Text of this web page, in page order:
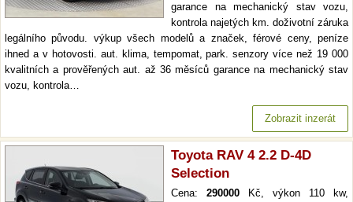
garance na mechanický stav vozu,
kontrola najetých km. doživotní záruka
legálního původu. výkup všech modelů a značek, férové ceny, peníze
ihned a v hotovosti. aut. klima, tempomat, park. senzory více než 19 000
kvalitních a prověřených aut. až 36 měsíců garance na mechanický stav
vozu, kontrola…
Zobrazit inzerát
Toyota RAV 4 2.2 D-4D
Selection
Cena: 290000 Kč, výkon 110 kw,